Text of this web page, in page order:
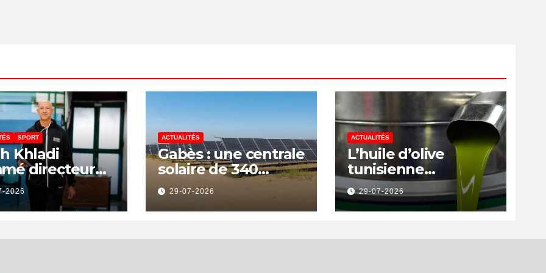
SPORT
Khladi
directeur
Direction
de
2026
ACTUALITÉS
Gabès : une centrale
solaire de 340
millions de dinars
pour renforcer la
transition
29-07-2026
ACTUALITÉS
L’huile d’olive
tunisienne
préservée des
nouvelles surtaxes
américaines de
29-07-2026